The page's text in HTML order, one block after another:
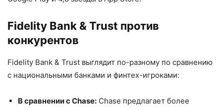
Fidelity Bank & Trust против
конкурентов
Fidelity Bank & Trust выглядит по-разному по сравнению
с национальными банками и финтех-игроками:
В сравнении с Chase: Chase предлагает более